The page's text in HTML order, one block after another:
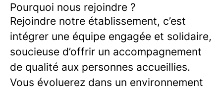
Pourquoi nous rejoindre ?
Rejoindre notre établissement, c’est
intégrer une équipe engagée et solidaire,
soucieuse d’offrir un accompagnement
de qualité aux personnes accueillies.
Vous évoluerez dans un environnement